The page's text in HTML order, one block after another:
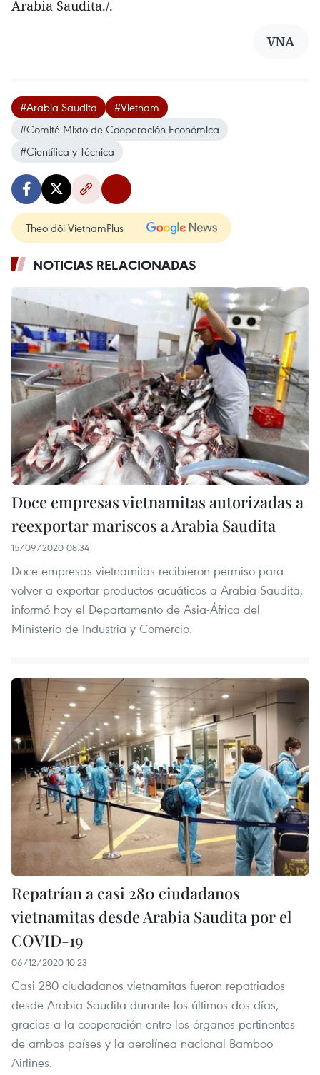
Arabia Saudita./.
VNA
#Arabia Saudita
#Vietnam
#Comité Mixto de Cooperación Económica
#Científica y Técnica
Theo dõi VietnamPlus
NOTICIAS RELACIONADAS
Doce empresas vietnamitas autorizadas a
reexportar mariscos a Arabia Saudita
15/09/2020 08:34
Doce empresas vietnamitas recibieron permiso para
volver a exportar productos acuáticos a Arabia Saudita,
informó hoy el Departamento de Asia-África del
Ministerio de Industria y Comercio.
Repatrían a casi 280 ciudadanos
vietnamitas desde Arabia Saudita por el
COVID-19
06/12/2020 10:23
Casi 280 ciudadanos vietnamitas fueron repatriados
desde Arabia Saudita durante los últimos dos días,
gracias a la cooperación entre los órganos pertinentes
de ambos países y la aerolínea nacional Bamboo
Airlines.